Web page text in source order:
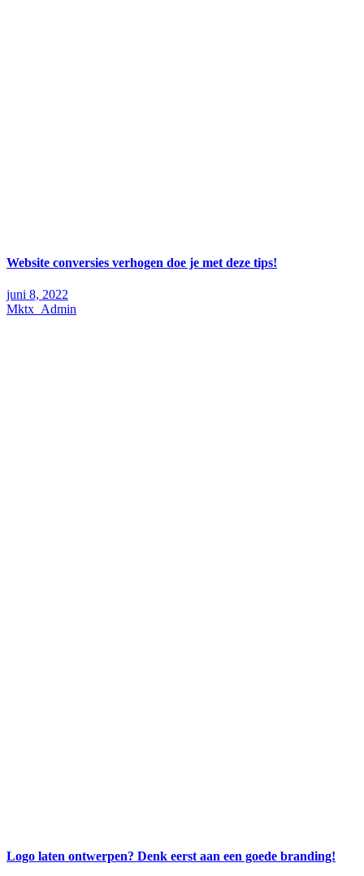
Website conversies verhogen doe je met deze tips!
juni 8, 2022
Mktx_Admin
Logo laten ontwerpen? Denk eerst aan een goede branding!